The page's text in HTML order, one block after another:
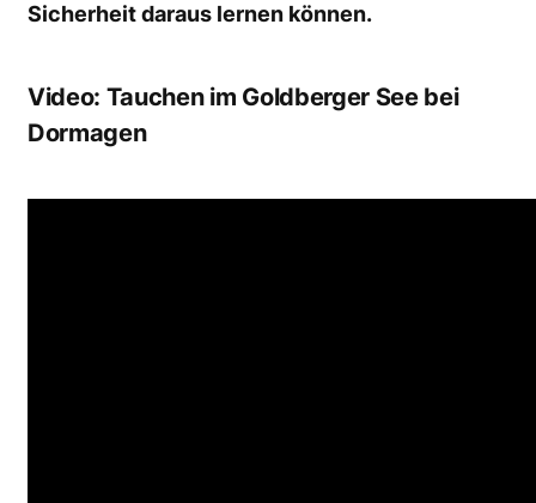
Sicherheit daraus lernen können.
Video: Tauchen im Goldberger See bei
Dormagen